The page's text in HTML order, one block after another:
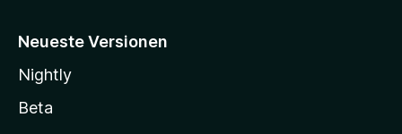
Neueste Versionen
Nightly
Beta